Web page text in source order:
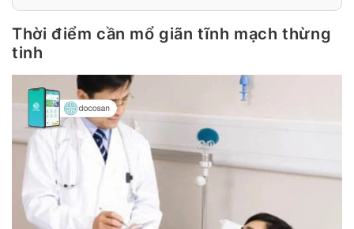
Thời điểm cần mổ giãn tĩnh mạch thừng
tinh